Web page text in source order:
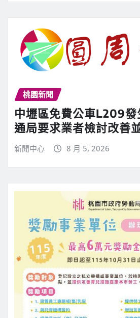
桃園新聞
中壢區免費公車L209
通局要求業者檢討改善
新聞中心 8 月 5, 2026